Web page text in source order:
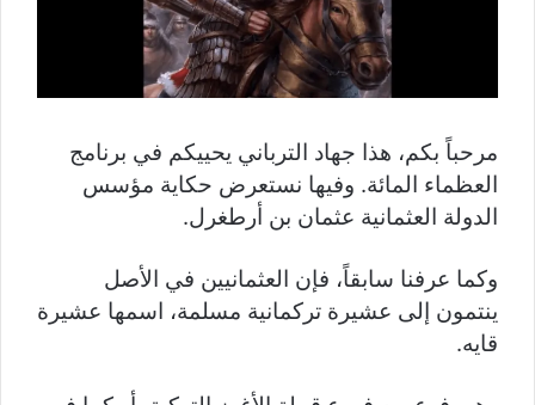
مرحباً بكم، هذا جهاد الترباني يحييكم في برنامج
العظماء المائة. وفيها نستعرض حكاية مؤسس
الدولة العثمانية عثمان بن أرطغرل.
وكما عرفنا سابقاً، فإن العثمانيين في الأصل
ينتمون إلى عشيرة تركمانية مسلمة، اسمها عشيرة
قايه.